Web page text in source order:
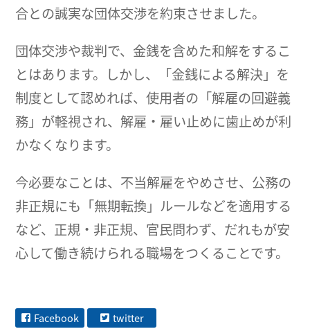
合との誠実な団体交渉を約束させました。
団体交渉や裁判で、金銭を含めた和解をするこ
とはあります。しかし、「金銭による解決」を
制度として認めれば、使用者の「解雇の回避義
務」が軽視され、解雇・雇い止めに歯止めが利
かなくなります。
今必要なことは、不当解雇をやめさせ、公務の
非正規にも「無期転換」ルールなどを適用する
など、正規・非正規、官民問わず、だれもが安
心して働き続けられる職場をつくることです。
Facebook twitter